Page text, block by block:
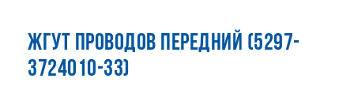
ЖГУТ ПРОВОДОВ ПЕРЕДНИЙ (5297-
3724010-33)